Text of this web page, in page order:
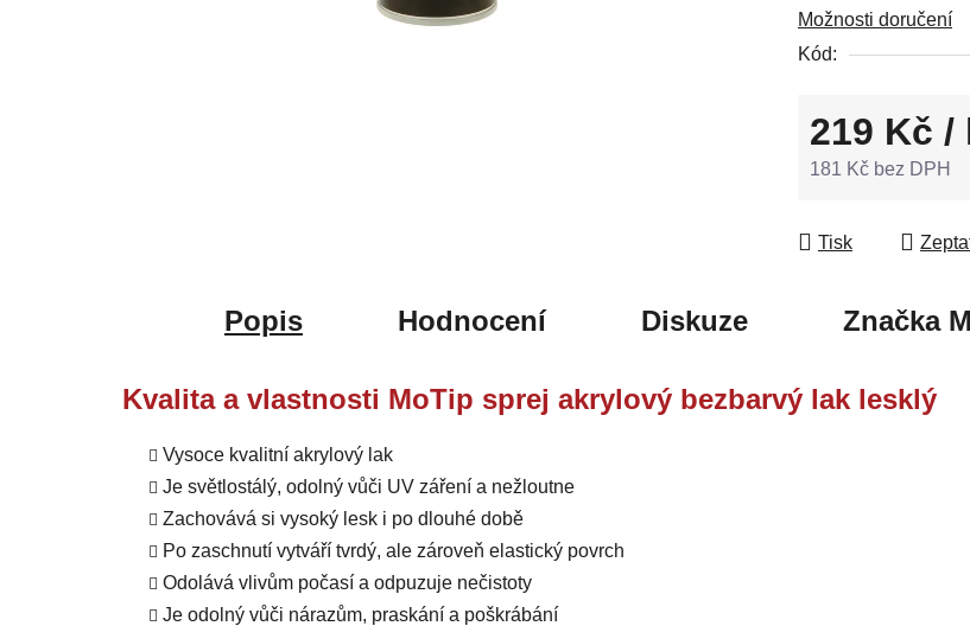
Možnosti doručení
Kód:
219 Kč /
181 Kč bez DPH
Tisk
Popis Hodnocení Diskuze Značka
Kvalita a vlastnosti MoTip sprej akrylový bezbarvý lak lesklý
Vysoce kvalitní akrylový lak
Je světlostálý, odolný vůči UV záření a nežloutne
Zachovává si vysoký lesk i po dlouhé době
Po zaschnutí vytváří tvrdý, ale zároveň elastický povrch
Odolává vlivům počasí a odpuzuje nečistoty
Je odolný vůči nárazům, praskání a poškrábání